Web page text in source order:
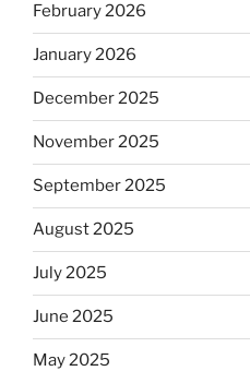
February 2026
January 2026
December 2025
November 2025
September 2025
August 2025
July 2025
June 2025
May 2025